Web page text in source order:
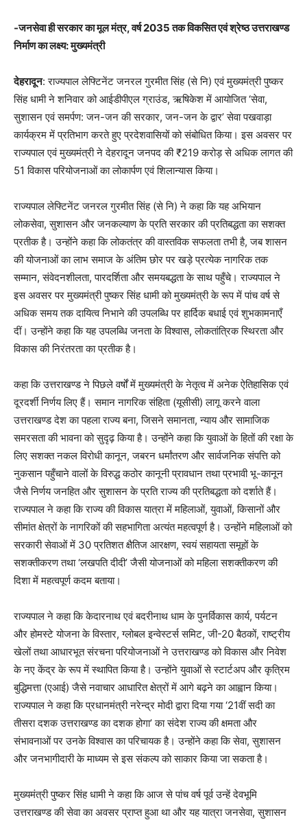
-जनसेवा ही सरकार का मूल मंत्र, वर्ष 2035 तक विकसित एवं श्रेष्ठ उत्तराखण्ड
निर्माण का लक्ष्य: मुख्यमंत्री
देहरादून: राज्यपाल लेफ्टिनेंट जनरल गुरमीत सिंह (से नि) एवं मुख्यमंत्री पुष्कर
सिंह धामी ने शनिवार को आईडीपीएल ग्राउंड, ऋषिकेश में आयोजित ‘सेवा,
सुशासन एवं समर्पण: जन-जन की सरकार, जन-जन के द्वार’ सेवा पखवाड़ा
कार्यक्रम में प्रतिभाग करते हुए प्रदेशवासियों को संबोधित किया। इस अवसर पर
राज्यपाल एवं मुख्यमंत्री ने देहरादून जनपद की ₹219 करोड़ से अधिक लागत की
51 विकास परियोजनाओं का लोकार्पण एवं शिलान्यास किया।
राज्यपाल लेफ्टिनेंट जनरल गुरमीत सिंह (से नि) ने कहा कि यह अभियान
लोकसेवा, सुशासन और जनकल्याण के प्रति सरकार की प्रतिबद्धता का सशक्त
प्रतीक है। उन्होंने कहा कि लोकतंत्र की वास्तविक सफलता तभी है, जब शासन
की योजनाओं का लाभ समाज के अंतिम छोर पर खड़े प्रत्येक नागरिक तक
सम्मान, संवेदनशीलता, पारदर्शिता और समयबद्धता के साथ पहुँचे। राज्यपाल ने
इस अवसर पर मुख्यमंत्री पुष्कर सिंह धामी को मुख्यमंत्री के रूप में पांच वर्ष से
अधिक समय तक दायित्व निभाने की उपलब्धि पर हार्दिक बधाई एवं शुभकामनाएँ
दीं। उन्होंने कहा कि यह उपलब्धि जनता के विश्वास, लोकतांत्रिक स्थिरता और
विकास की निरंतरता का प्रतीक है।
कहा कि उत्तराखण्ड ने पिछले वर्षों में मुख्यमंत्री के नेतृत्व में अनेक ऐतिहासिक एवं
दूरदर्शी निर्णय लिए हैं। समान नागरिक संहिता (यूसीसी) लागू करने वाला
उत्तराखण्ड देश का पहला राज्य बना, जिसने समानता, न्याय और सामाजिक
समरसता की भावना को सुदृढ़ किया है। उन्होंने कहा कि युवाओं के हितों की रक्षा के
लिए सशक्त नकल विरोधी कानून, जबरन धर्मांतरण और सार्वजनिक संपत्ति को
नुकसान पहुँचाने वालों के विरुद्ध कठोर कानूनी प्रावधान तथा प्रभावी भू-कानून
जैसे निर्णय जनहित और सुशासन के प्रति राज्य की प्रतिबद्धता को दर्शाते हैं।
राज्यपाल ने कहा कि राज्य की विकास यात्रा में महिलाओं, युवाओं, किसानों और
सीमांत क्षेत्रों के नागरिकों की सहभागिता अत्यंत महत्वपूर्ण है। उन्होंने महिलाओं को
सरकारी सेवाओं में 30 प्रतिशत क्षैतिज आरक्षण, स्वयं सहायता समूहों के
सशक्तीकरण तथा ‘लखपति दीदी’ जैसी योजनाओं को महिला सशक्तीकरण की
दिशा में महत्वपूर्ण कदम बताया।
राज्यपाल ने कहा कि केदारनाथ एवं बदरीनाथ धाम के पुनर्विकास कार्य, पर्यटन
और होमस्टे योजना के विस्तार, ग्लोबल इन्वेस्टर्स समिट, जी-20 बैठकों, राष्ट्रीय
खेलों तथा आधारभूत संरचना परियोजनाओं ने उत्तराखण्ड को विकास और निवेश
के नए केंद्र के रूप में स्थापित किया है। उन्होंने युवाओं से स्टार्टअप और कृत्रिम
बुद्धिमत्ता (एआई) जैसे नवाचार आधारित क्षेत्रों में आगे बढ़ने का आह्वान किया।
राज्यपाल ने कहा कि प्रधानमंत्री नरेन्द्र मोदी द्वारा दिया गया ‘21वीं सदी का
तीसरा दशक उत्तराखण्ड का दशक होगा’ का संदेश राज्य की क्षमता और
संभावनाओं पर उनके विश्वास का परिचायक है। उन्होंने कहा कि सेवा, सुशासन
और जनभागीदारी के माध्यम से इस संकल्प को साकार किया जा सकता है।
मुख्यमंत्री पुष्कर सिंह धामी ने कहा कि आज से पांच वर्ष पूर्व उन्हें देवभूमि
उत्तराखण्ड की सेवा का अवसर प्राप्त हुआ था और यह यात्रा जनसेवा, सुशासन